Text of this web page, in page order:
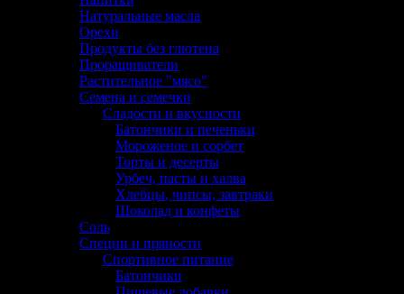
Натуральные масла
Орехи
Продукты без глютена
Проращиватели
Растительное "мясо"
Семена и семечки
Сладости и вкусности
Батончики и печеньки
Мороженое и сорбет
Торты и десерты
Урбеч, пасты и халва
Хлебцы, чипсы, завтраки
Шоколад и конфеты
Соль
Специи и пряности
Спортивное питание
Батончики